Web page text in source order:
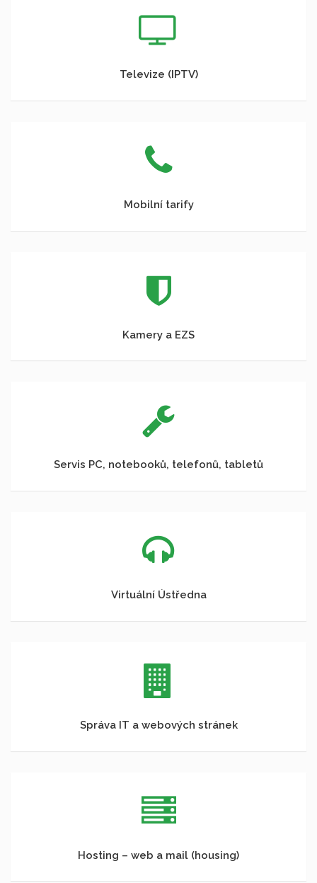
Televize (IPTV)
Mobilní tarify
Kamery a EZS
Servis PC, notebooků, telefonů, tabletů
Virtuální Ústředna
Správa IT a webových stránek
Hosting – web a mail (housing)